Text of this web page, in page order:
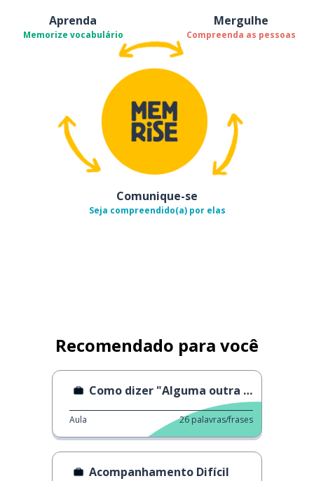
Aprenda
Memorize vocabulário
Mergulhe
Compreenda as pessoas
Comunique-se
Seja compreendido(a) por elas
Recomendado para você
Como dizer "Alguma outra hora"
Aula 26 palavras/frases
Acompanhamento Difícil